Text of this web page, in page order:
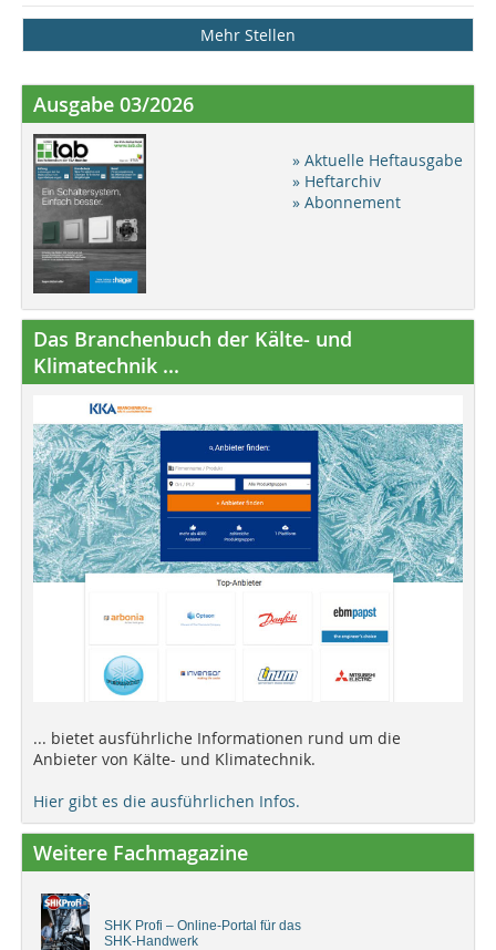
Mehr Stellen
Ausgabe 03/2026
» Aktuelle Heftausgabe
» Heftarchiv
» Abonnement
Das Branchenbuch der Kälte- und
Klimatechnik ...
... bietet ausführliche Informationen rund um die
Anbieter von Kälte- und Klimatechnik.
Hier gibt es die ausführlichen Infos.
Weitere Fachmagazine
SHK Profi – Online-Portal für das
SHK-Handwerk